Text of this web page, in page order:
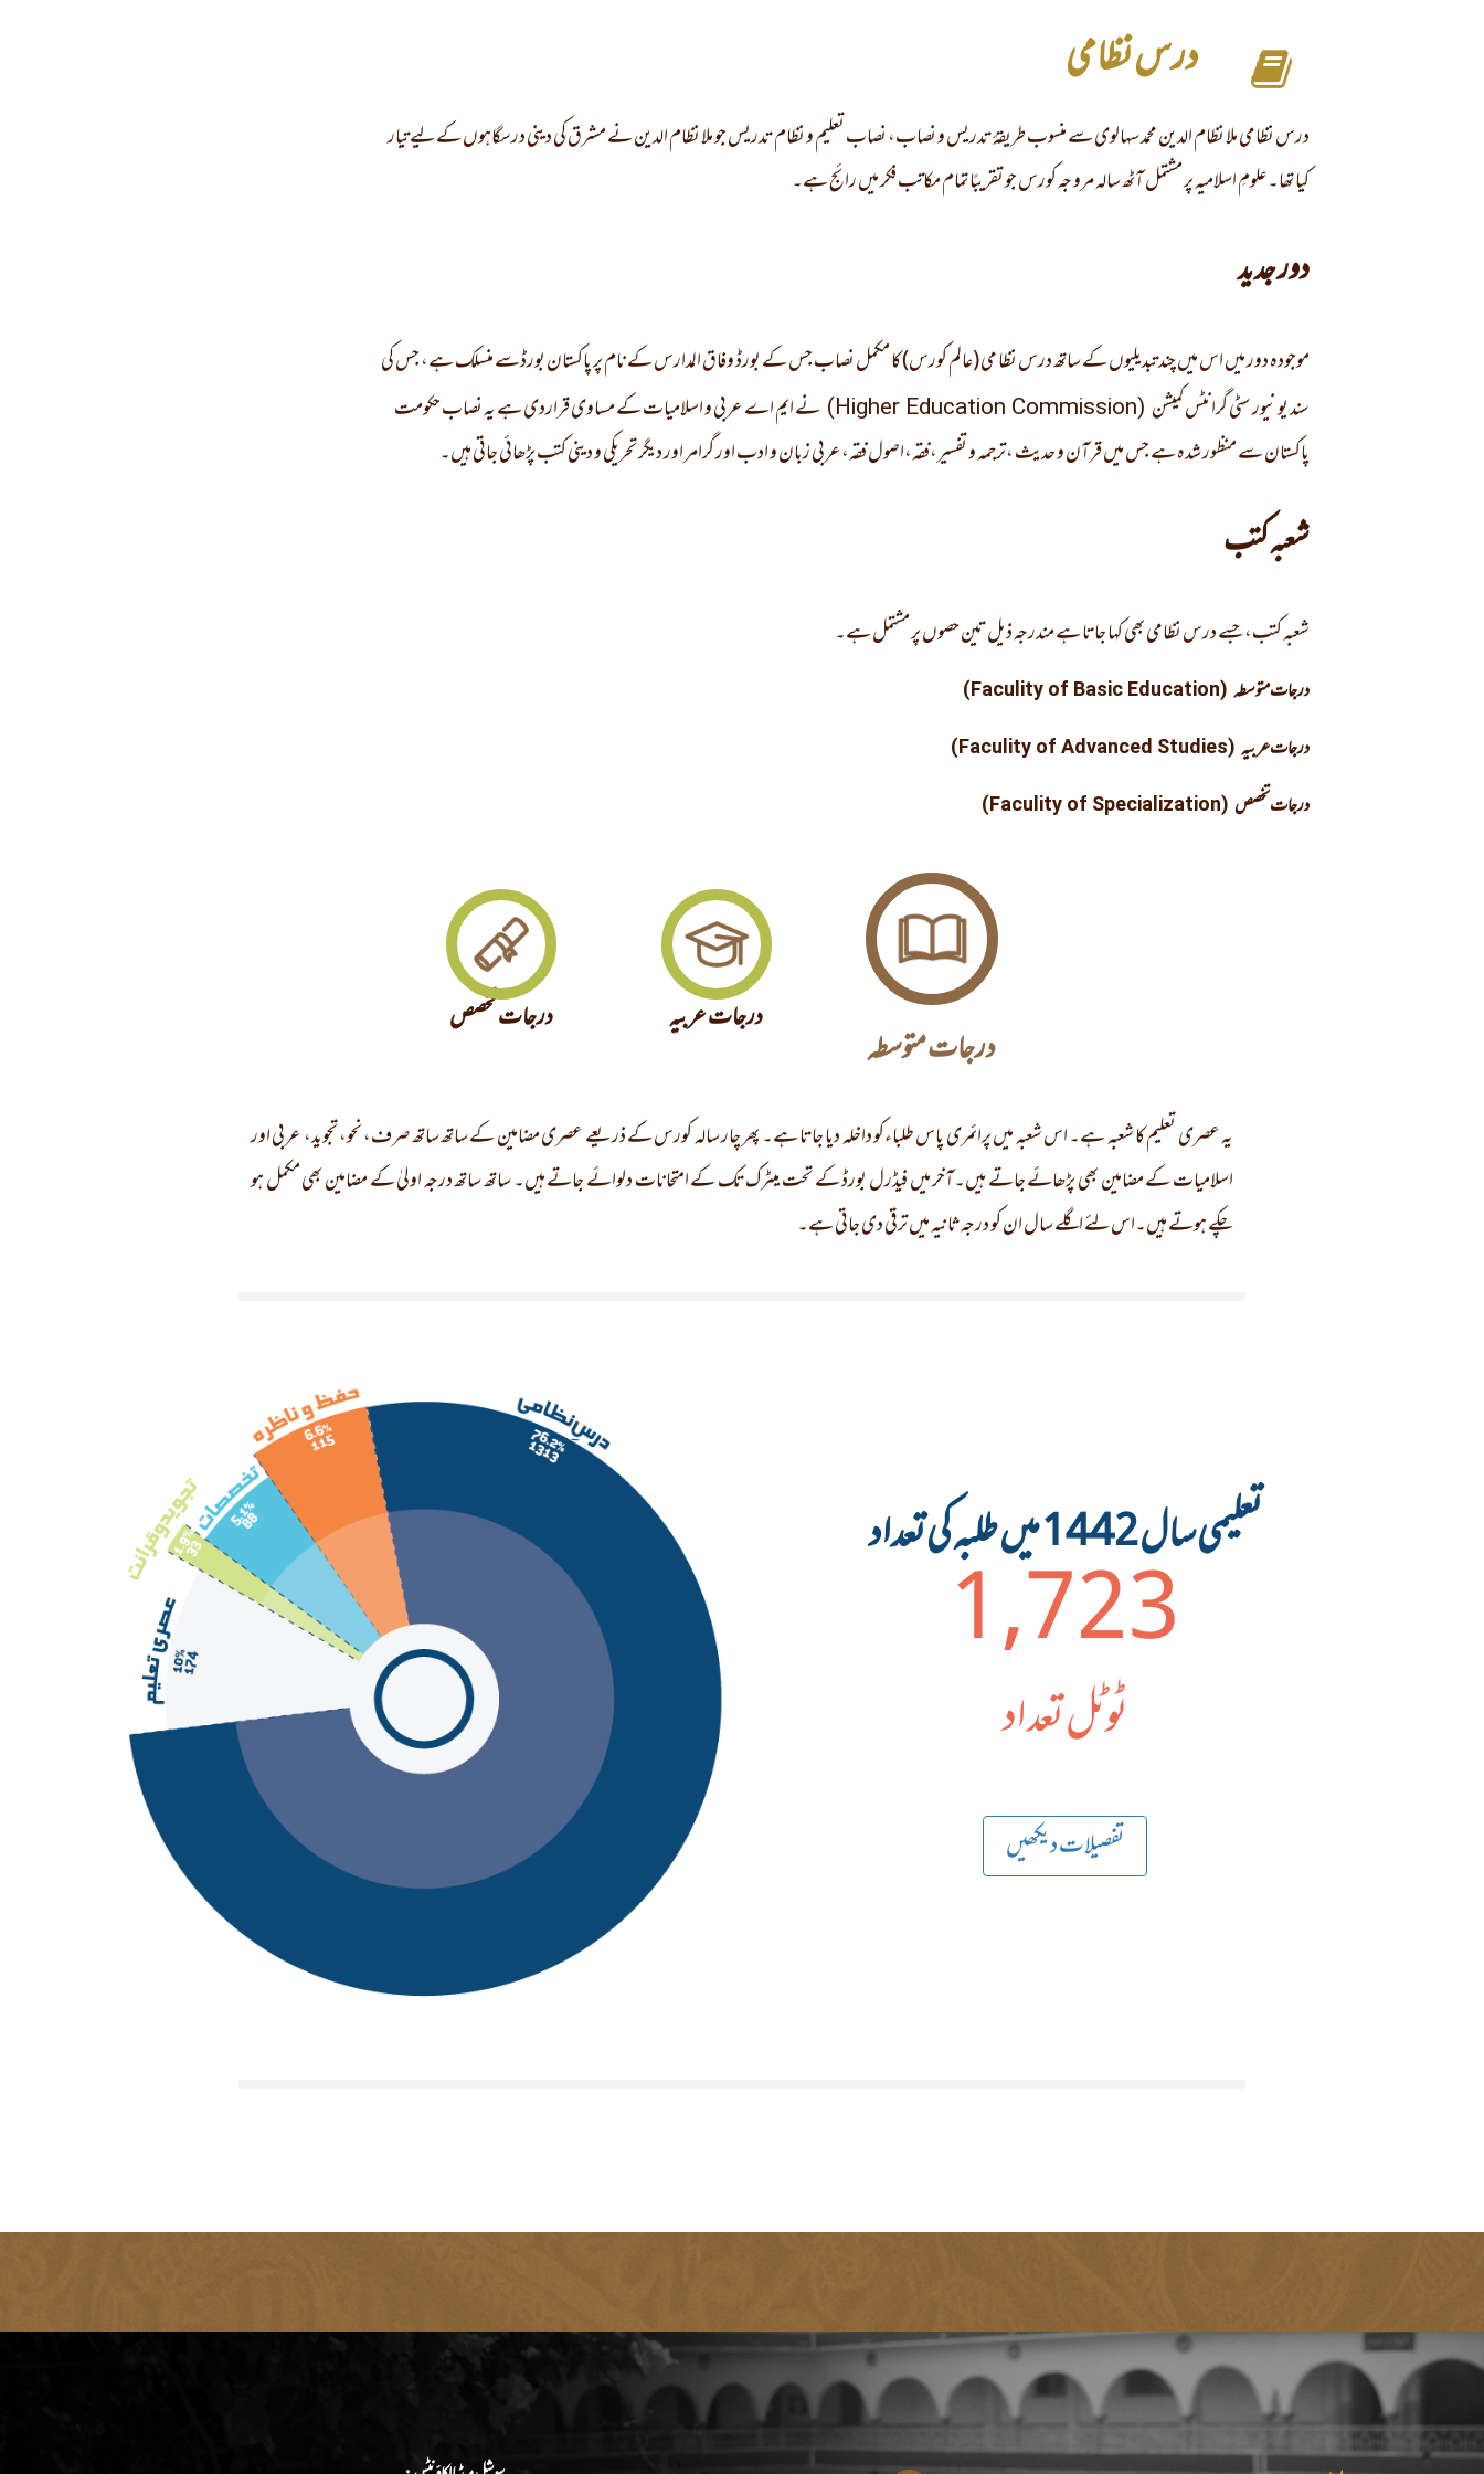
درس نظامی
درس نظامی ملا نظام الدین محمد سہالوی سے منسوب طریقۂ تدریس و نصاب، نصاب تعلیم و نظام تدریس جو ملا نظام الدین نے مشرق کی دینی درسگاہوں کے لیے تیار
کیا تھا۔ علومِ اسلامیہ پر مشتمل آٹھ سالہ مرو جہ کورس جو تقریبًا تمام مکاتب فکر میں رائج ہے۔
دور جدید
موجودہ دور میں اس میں چند تبدیلیوں کے ساتھ درس نظا می (عالم کورس) کا مکمل نصاب جس کے بورڈ وفاق المدارس کے نام پر پاکستان بورڈسے منسلک ہے، جس کی
سند یو نیور سٹی گرانٹس کمیشن (Higher Education Commission)
نے ایم اے عربی و اسلامیات کے مساوی قراردی ہے یہ نصاب حکومت
پاکستان سے منظور شدہ ہے جس میں قرآن و حدیث ،ترجمہ و تفسیر،فقہ،اصول فقہ،عربی زبان و ادب اور گرامر اور دیگر تحریکی و دینی کتب پڑھائی جاتی ہیں۔
شعبہ کتب
شعبہ کتب، جسے درس نظامی بھی کہا جاتا ہے مندرجہ ذیل تین حصوں پر مشتمل ہے۔
درجات متوسطہ (Faculity of Basic Education)
درجات عربیہ (Faculity of Advanced Studies)
درجات تخصص (Faculity of Specialization)
درجات تخصص درجات عربیہ
درجات متوسطہ
یہ عصری تعلیم کا شعبہ ہے۔ اس شعبہ میں پرائمری پاس طلباءکو داخلہ دیا جاتا ہے۔ پھر چار سالہ کورس کے ذریعے عصری مضامین کے ساتھ ساتھ صرف، نحو، تجوید، عربی اور
اسلامیات کے مضامین بھی پڑھائے جاتے ہیں۔آخر میں فیڈرل بورڈ کے تحت میٹرک تک کے امتحانات دلوائے جاتے ہیں۔ ساتھ ساتھ درجہ اولیٰ کے مضامین بھی مکمل ہو
چکے ہوتے ہیں۔اس لئے اگلے سال ان کو درجہ ثانیہ میں ترقی دی جاتی ہے۔
تعلیمی سال 1442 میں طلبہ کی تعداد
1,723
ٹوٹل تعداد
تفصیلات دیکھیں